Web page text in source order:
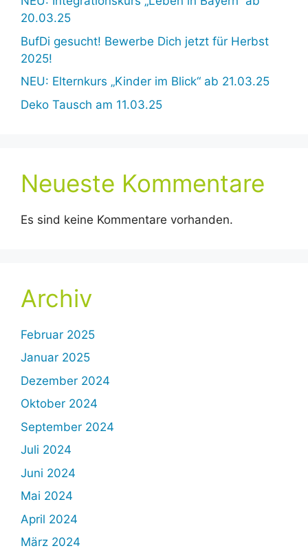
20.03.25
BufDi gesucht! Bewerbe Dich jetzt für Herbst
2025!
NEU: Elternkurs „Kinder im Blick“ ab 21.03.25
Deko Tausch am 11.03.25
Neueste Kommentare
Es sind keine Kommentare vorhanden.
Archiv
Februar 2025
Januar 2025
Dezember 2024
Oktober 2024
September 2024
Juli 2024
Juni 2024
Mai 2024
April 2024
März 2024